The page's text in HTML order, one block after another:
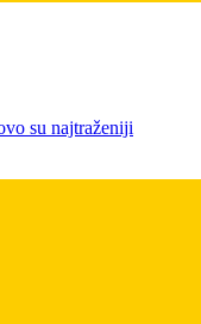
su najtraženiji